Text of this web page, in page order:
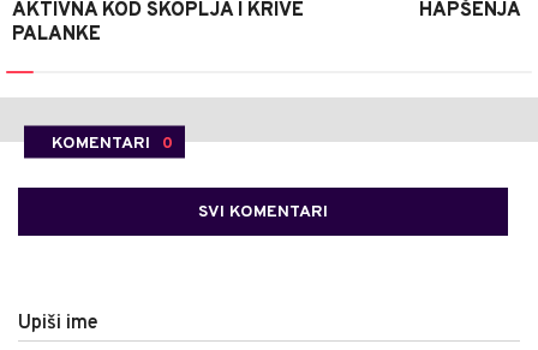
AKTIVNA KOD SKOPLJA I KRIVE
PALANKE
HAPŠENJA
KOMENTARI 0
SVI KOMENTARI
Upiši ime